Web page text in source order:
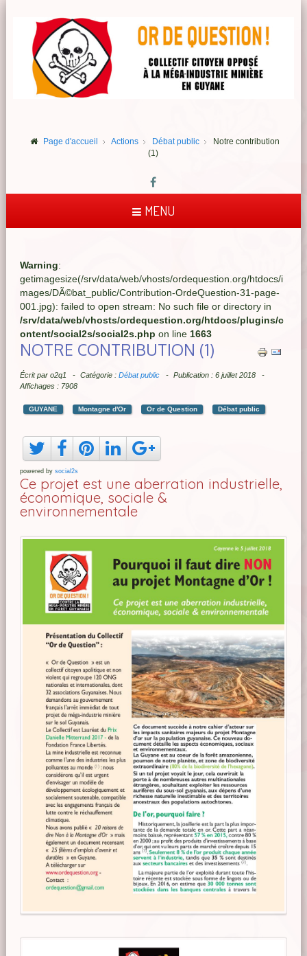
Page d'accueil Actions Débat public
Notre contribution
(1)
MENU
Warning:
getimagesize(/srv/data/web/vhosts/ordequestion.org/htdocs/i
mages/DÃ©bat_public/Contribution-OrdeQuestion-31-page-
001.jpg): failed to open stream: No such file or directory in
/srv/data/web/vhosts/ordequestion.org/htdocs/plugins/c
ontent/social2s/social2s.php on line 1663
NOTRE CONTRIBUTION (1)
Écrit par o2q1 Catégorie : Débat public
Publication : 6 juillet 2018
Affichages : 7908
GUYANE Montagne d'Or Or de Question Débat public
powered by social2s
Ce projet est une aberration industrielle,
économique, sociale &
environnementale